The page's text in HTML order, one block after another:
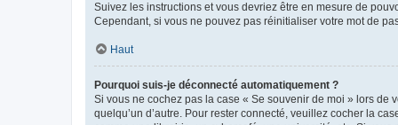
Suivez les instructions et vous devriez être en mesure de
Cependant, si vous ne pouvez pas réinitialiser votre mot de
Haut
Pourquoi suis-je déconnecté automatiquement ?
Si vous ne cochez pas la case « Se souvenir de moi » lors de
quelqu’un d’autre. Pour rester connecté, veuillez cocher la